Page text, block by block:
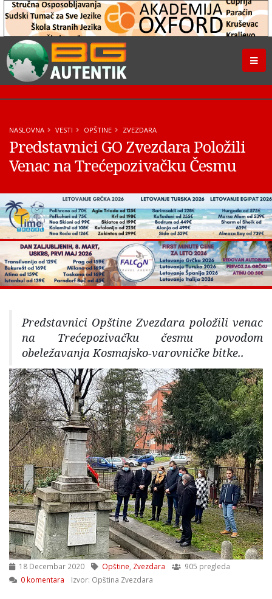
NASLOVNA VESTI OPŠTINE ZVEZDARA
Predstavnici GO Zvezdara Položili
Venac na Trećepozivačku Česmu
Predstavnici Opštine Zvezdara položili venac
na Trećepozivačku česmu povodom
obeležavanja Kosmajsko-varovničke bitke..
18 Decembar 2020 Opštine Zvezdara
905 pregleda
0 komentara
Izvor: Opština Zvezdara